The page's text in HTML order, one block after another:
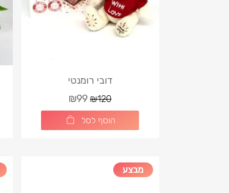
דובי רומנטי
₪120
₪99
הוסף לסל
מבצע